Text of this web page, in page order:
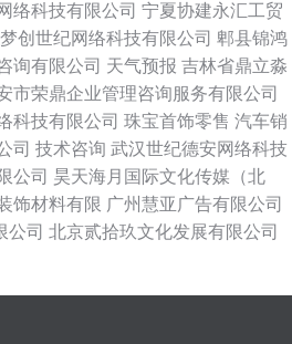
络科技有限公司 宁夏协建永汇工贸
创世纪网络科技有限公司 郫县锦鸿
询有限公司 天气预报 吉林省鼎立淼
市荣鼎企业管理咨询服务有限公司
科技有限公司 珠宝首饰零售 汽车销
司 技术咨询 武汉世纪德安网络科技
公司 昊天海月国际文化传媒（北
饰材料有限 广州慧亚广告有限公司
公司 北京贰拾玖文化发展有限公司